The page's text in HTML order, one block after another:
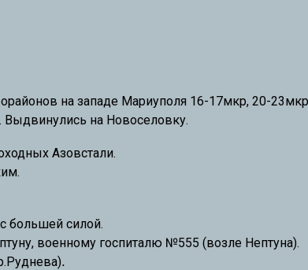
на западе Мариуполя 16-17мкр, 20-
Выдвинулись на Новоселовку.
Азовстали.
большей силой.
военному госпиталю №555 (возле Нептуна).
.